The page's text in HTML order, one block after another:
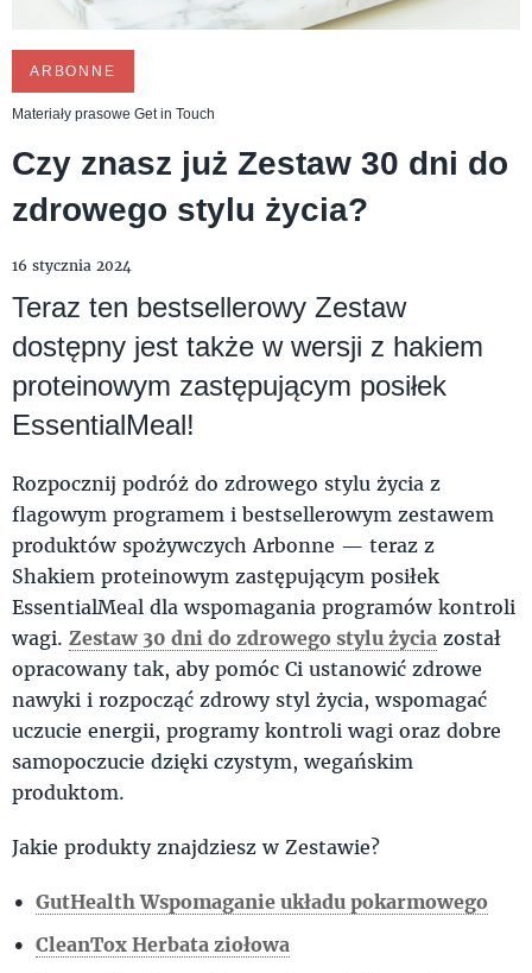
ARBONNE
Materiały prasowe Get in Touch
Czy znasz już Zestaw 30 dni do
zdrowego stylu życia?
16 stycznia 2024
Teraz ten bestsellerowy Zestaw
dostępny jest także w wersji z hakiem
proteinowym zastępującym posiłek
EssentialMeal!
Rozpocznij podróż do zdrowego stylu życia z
flagowym programem i bestsellerowym zestawem
produktów spożywczych Arbonne — teraz z
Shakiem proteinowym zastępującym posiłek
EssentialMeal dla wspomagania programów kontroli
wagi. Zestaw 30 dni do zdrowego stylu życia został
opracowany tak, aby pomóc Ci ustanowić zdrowe
nawyki i rozpocząć zdrowy styl życia, wspomagać
uczucie energii, programy kontroli wagi oraz dobre
samopoczucie dzięki czystym, wegańskim
produktom.
Jakie produkty znajdziesz w Zestawie?
GutHealth Wspomaganie układu pokarmowego
CleanTox Herbata ziołowa